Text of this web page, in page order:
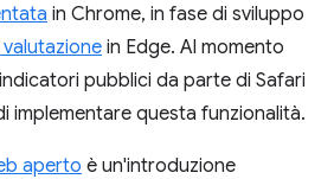
in Chrome, in fase di sviluppo
in Edge. Al momento
pubblici da parte di Safari
implementare questa funzionalità.
aperto è un'introduzione